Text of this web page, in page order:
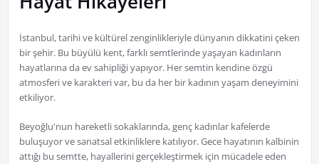
İstanbul, tarihi ve kültürel zenginlikleriyle dünyanın dikkatini çeken
bir şehir. Bu büyülü kent, farklı semtlerinde yaşayan kadınların
hayatlarına da ev sahipliği yapıyor. Her semtin kendine özgü
atmosferi ve karakteri var, bu da her bir kadının yaşam deneyimini
etkiliyor.
Beyoğlu'nun hareketli sokaklarında, genç kadınlar kafelerde
buluşuyor ve sanatsal etkinliklere katılıyor. Gece hayatının kalbinin
attığı bu semtte, hayallerini gerçekleştirmek için mücadele eden